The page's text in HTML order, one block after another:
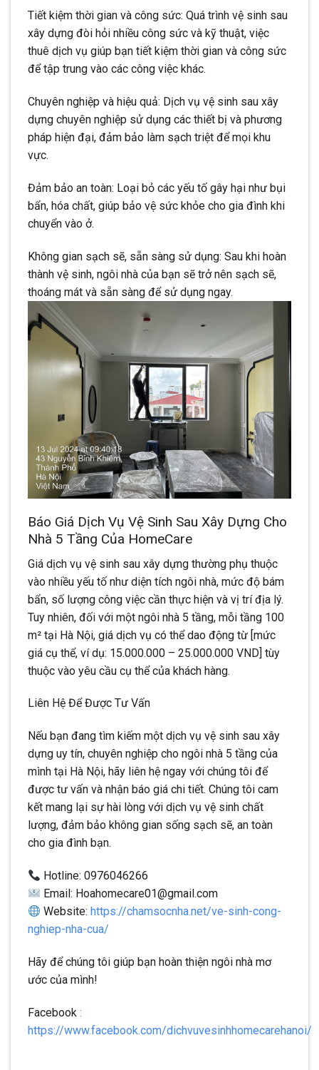
Tiết kiệm thời gian và công sức: Quá trình vệ sinh sau
xây dựng đòi hỏi nhiều công sức và kỹ thuật, việc
thuê dịch vụ giúp bạn tiết kiệm thời gian và công sức
để tập trung vào các công việc khác.
Chuyên nghiệp và hiệu quả: Dịch vụ vệ sinh sau xây
dựng chuyên nghiệp sử dụng các thiết bị và phương
pháp hiện đại, đảm bảo làm sạch triệt để mọi khu
vực.
Đảm bảo an toàn: Loại bỏ các yếu tố gây hại như bụi
bẩn, hóa chất, giúp bảo vệ sức khỏe cho gia đình khi
chuyển vào ở.
Không gian sạch sẽ, sẵn sàng sử dụng: Sau khi hoàn
thành vệ sinh, ngôi nhà của bạn sẽ trở nên sạch sẽ,
thoáng mát và sẵn sàng để sử dụng ngay.
Báo Giá Dịch Vụ Vệ Sinh Sau Xây Dựng Cho
Nhà 5 Tầng Của HomeCare
Giá dịch vụ vệ sinh sau xây dựng thường phụ thuộc
vào nhiều yếu tố như diện tích ngôi nhà, mức độ bám
bẩn, số lượng công việc cần thực hiện và vị trí địa lý.
Tuy nhiên, đối với một ngôi nhà 5 tầng, mỗi tầng 100
m² tại Hà Nội, giá dịch vụ có thể dao động từ [mức
giá cụ thể, ví dụ: 15.000.000 – 25.000.000 VND] tùy
thuộc vào yêu cầu cụ thể của khách hàng.
Liên Hệ Để Được Tư Vấn
Nếu bạn đang tìm kiếm một dịch vụ vệ sinh sau xây
dựng uy tín, chuyên nghiệp cho ngôi nhà 5 tầng của
mình tại Hà Nội, hãy liên hệ ngay với chúng tôi để
được tư vấn và nhận báo giá chi tiết. Chúng tôi cam
kết mang lại sự hài lòng với dịch vụ vệ sinh chất
lượng, đảm bảo không gian sống sạch sẽ, an toàn
cho gia đình bạn.
Hotline: 0976046266
Email: Hoahomecare01@gmail.com
Website: https://chamsocnha.net/ve-sinh-cong-
nghiep-nha-cua/
Hãy để chúng tôi giúp bạn hoàn thiện ngôi nhà mơ
ước của mình!
Facebook :
https://www.facebook.com/dichvuvesinhhomecarehanoi/